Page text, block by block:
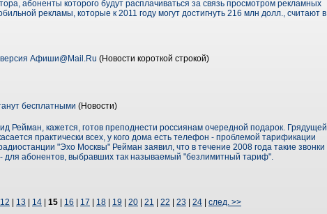
абоненты которого будут расплачиваться за связь просмотром рекламных
рекламы, которые к 2011 го­ду могут достигнуть 216 млн долл., считают в
версия Афиши@Mail.Ru (Новости короткой строкой)
бесплатными (Новости)
Рейман, кажется, готов преподнести россиянам очередной подарок. Грядущей
практически всех, у кого дома есть телефон - проблемой тарификации
"Эхо Москвы" Рейман заявил, что в течение 2008 года такие звонки
абонентов, выбравших так называемый "безлимитный тариф".
12 13 14 15 16 17 18 19 20 21 22 23 24 след. >>